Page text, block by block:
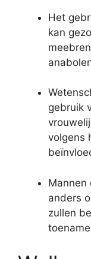
Het
kan
gebruik
volgens
Mannen
anders
zullen